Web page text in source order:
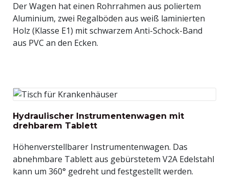
Der Wagen hat einen Rohrrahmen aus poliertem
Aluminium, zwei Regalböden aus weiß laminierten
Holz (Klasse E1) mit schwarzem Anti-Schock-Band
aus PVC an den Ecken.
Hydraulischer Instrumentenwagen mit
drehbarem Tablett
Höhenverstellbarer Instrumentenwagen. Das
abnehmbare Tablett aus gebürstetem V2A Edelstahl
kann um 360° gedreht und festgestellt werden.